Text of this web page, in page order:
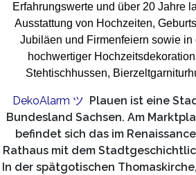
Erfahrungswerte und über 20 Jahre
Ausstattung von Hochzeiten,
Jubiläen und Firmenfeiern sowie in
hochwertiger
Stehtischhussen,
DekoAlarm ツ Plauen ist eine
Bundesland Sachsen. Am
befindet sich das im
Rathaus mit dem
In der spätgotischen